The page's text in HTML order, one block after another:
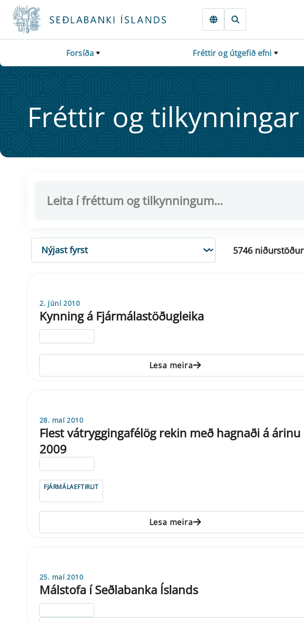
Fara beint í Meginmál
Forsíða Fréttir og útgefið efni
Frétt­ir og til­kynn­ing­ar
RÖÐUN
5746 niðurstöður
2. júní 2010
Kynning á Fjármálastöðugleika
Lesa meira
28. maí 2010
Flest vátryggingafélög rekin með hagnaði á árinu
2009
FJÁRMÁLAEFTIRLIT
Lesa meira
25. maí 2010
Málstofa í Seðlabanka Íslands